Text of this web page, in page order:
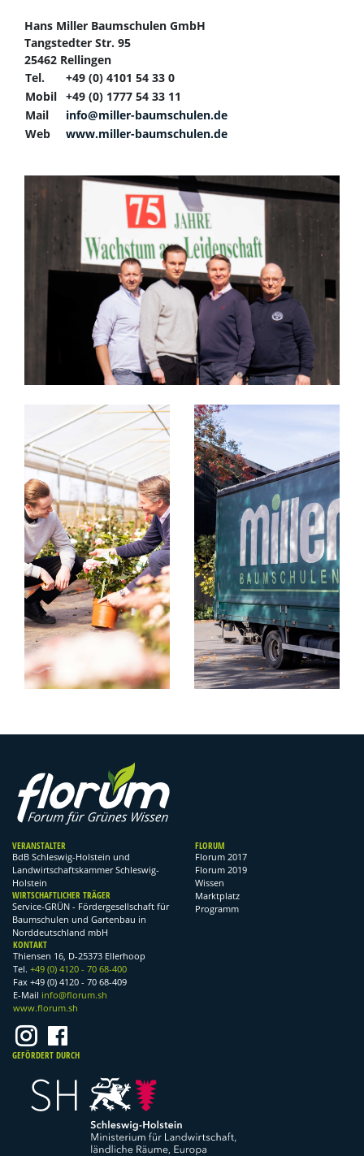
Hans Miller Baumschulen GmbH
Tangstedter Str. 95
25462 Rellingen
Tel.
+49 (0) 4101 54 33 0
Mobil +49 (0) 1777 54 33 11
Mail
info@miller-baumschulen.de
Web
www.miller-baumschulen.de
VERANSTALTER
BdB Schleswig-Holstein und
Landwirtschaftskammer Schleswig-
Holstein
WIRTSCHAFTLICHER TRÄGER
Service-GRÜN - Fördergesellschaft für
Baumschulen und Gartenbau in
Norddeutschland mbH
FLORUM
Florum 2017
Florum 2019
Wissen
Marktplatz
Programm
KONTAKT
Thiensen 16, D-25373 Ellerhoop
Tel. +49 (0) 4120 - 70 68-400
Fax +49 (0) 4120 - 70 68-409
E-Mail info@florum.sh
www.florum.sh
GEFÖRDERT DURCH